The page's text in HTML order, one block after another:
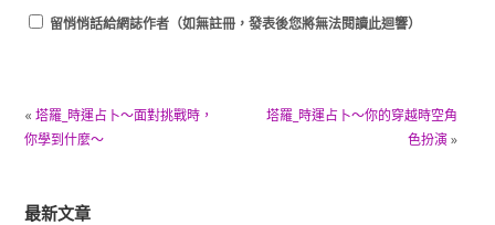
留悄悄話給網誌作者（如無註冊，發表後您將無法閱讀此迴響）
« 塔羅_時運占卜～面對挑戰時，
你學到什麼～
塔羅_時運占卜～你的穿越時空角
色扮演»
最新文章